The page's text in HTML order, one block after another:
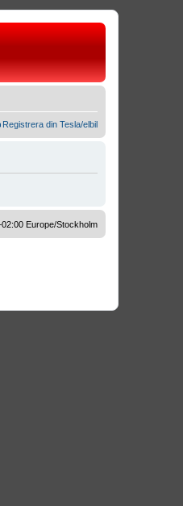
Registrera din Tesla/elbil
Europe/Stockholm